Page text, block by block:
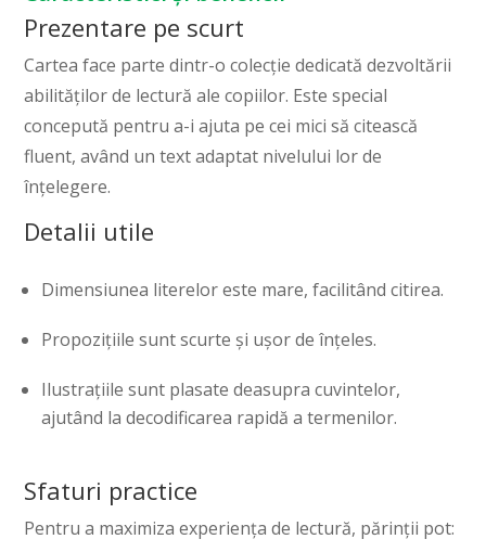
Prezentare pe scurt
Cartea face parte dintr-o colecție dedicată dezvoltării
abilităților de lectură ale copiilor. Este special
concepută pentru a-i ajuta pe cei mici să citească
fluent, având un text adaptat nivelului lor de
înțelegere.
Detalii utile
Dimensiunea literelor este mare, facilitând citirea.
Propozițiile sunt scurte și ușor de înțeles.
Ilustrațiile sunt plasate deasupra cuvintelor,
ajutând la decodificarea rapidă a termenilor.
Sfaturi practice
Pentru a maximiza experiența de lectură, părinții pot: